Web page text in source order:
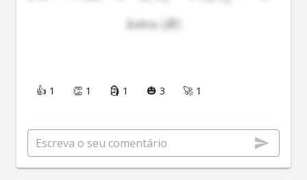
e a
👍 1 👏 1 🗿 1 🎃 3 🚀 1